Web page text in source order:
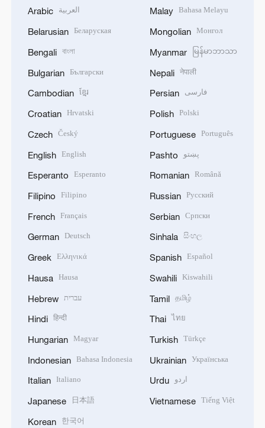
Arabic العربية
Belarusian Беларуская
Bengali বাংলা
Bulgarian Български
Cambodian ខ្មែរ
Croatian Hrvatski
Czech Český
English English
Esperanto Esperanto
Filipino Filipino
French Français
German Deutsch
Greek Ελληνικά
Hausa Hausa
Hebrew עברית
Hindi हिन्दी
Hungarian Magyar
Indonesian Bahasa Indonesia
Italian Italiano
Japanese 日本語
Korean 한국어
Malay Bahasa Melayu
Mongolian Монгол
Myanmar မြန်မာဘာသာ
Nepali नेपाली
Persian فارسی
Polish Polski
Portuguese Português
Pashto پښتو
Romanian Română
Russian Русский
Serbian Српски
Sinhala සිංහල
Spanish Español
Swahili Kiswahili
Tamil தமிழ்
Thai ไทย
Turkish Türkçe
Ukrainian Українська
Urdu اردو
Vietnamese Tiếng Việt